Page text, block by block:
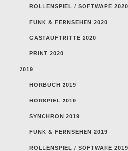
ROLLENSPIEL / SOFTWARE 2020
FUNK & FERNSEHEN 2020
GASTAUFTRITTE 2020
PRINT 2020
2019
HÖRBUCH 2019
HÖRSPIEL 2019
SYNCHRON 2019
FUNK & FERNSEHEN 2019
ROLLENSPIEL / SOFTWARE 2019